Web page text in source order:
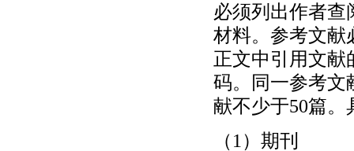
必须列出作者查
材料。参考文献
正文中引用文献
码。同一参考文
献不少于50篇。
（1）期刊